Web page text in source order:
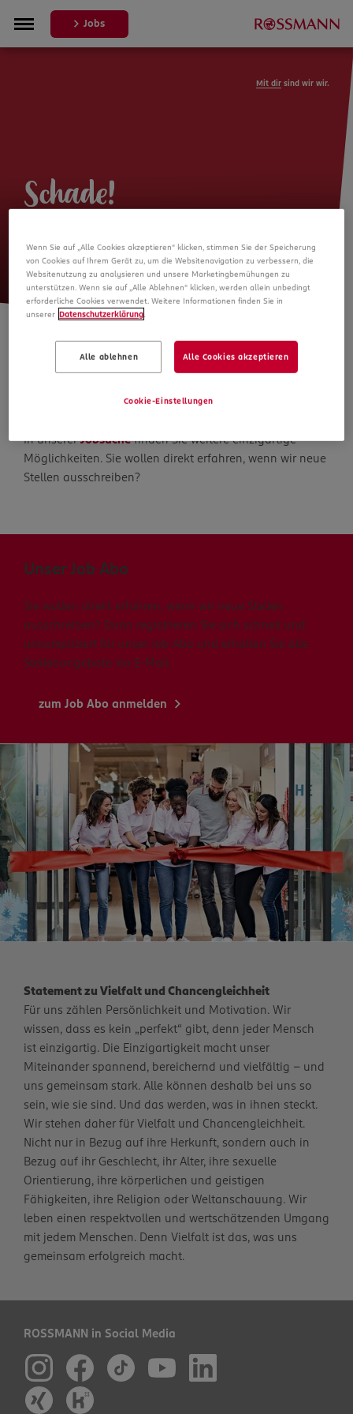
Jobs
Mit dir sind wir wir.
Schade!
mehr verfügbar
Die Suche geht weiter
In unsererJobsuchefinden Sie weitere einzigartige
Möglichkeiten. Sie wollen direkt erfahren, wenn wir neue
Stellen ausschreiben?
Unser Job Abo
Sie wollen direkt erfahren, wenn wir neue Stellen
ausschreiben? Dann registrieren Sie sich schnell und
unkompliziert für unser Job Abo und erhalten Sie alle
Stellenangebote via E-Mail.
zum Job Abo anmelden
Statement zu Vielfalt und Chancengleichheit
Für uns zählen Persönlichkeit und Motivation. Wir
wissen, dass es kein „perfekt“ gibt, denn jeder Mensch
ist einzigartig. Die Einzigartigkeit macht unser
Miteinander spannend, bereichernd und vielfältig – und
uns gemeinsam stark. Alle können deshalb bei uns so
sein, wie sie sind. Und das werden, was in ihnen steckt.
Wir stehen daher für Vielfalt und Chancengleichheit.
Nicht nur in Bezug auf ihre Herkunft, sondern auch in
Bezug auf ihr Geschlecht, ihr Alter, ihre sexuelle
Orientierung, ihre körperlichen und geistigen
Fähigkeiten, ihre Religion oder Weltanschauung. Wir
leben einen respektvollen und wertschätzenden Umgang
mit jedem Menschen. Denn Vielfalt ist das, was uns
gemeinsam erfolgreich macht.
ROSSMANN in Social Media
Wenn Sie auf „Alle Cookies akzeptieren“ klicken, stimmen Sie der Speicherung
von Cookies auf Ihrem Gerät zu, um die Websitenavigation zu verbessern, die
Websitenutzung zu analysieren und unsere Marketingbemühungen zu
unterstützen. Wenn sie auf „Alle Ablehnen“ klicken, werden allein unbedingt
erforderliche Cookies verwendet. Weitere Informationen finden Sie in
unserer Datenschutzerklärung
Alle ablehnen Alle Cookies akzeptieren
Cookie-Einstellungen